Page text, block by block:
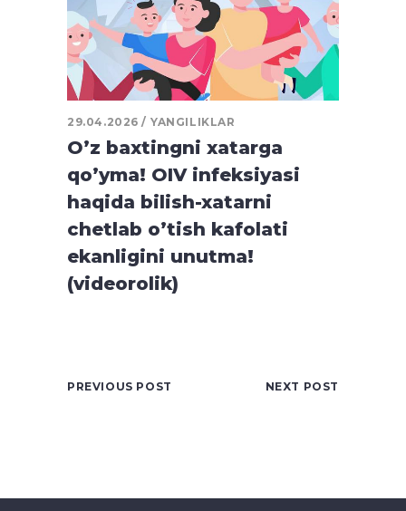
29.04.2026 YANGILIKLAR
O’z baxtingni xatarga
qo’yma! OIV infeksiyasi
haqida bilish-xatarni
chetlab o’tish kafolati
ekanligini unutma!
(videorolik)
PREVIOUS POST NEXT POST